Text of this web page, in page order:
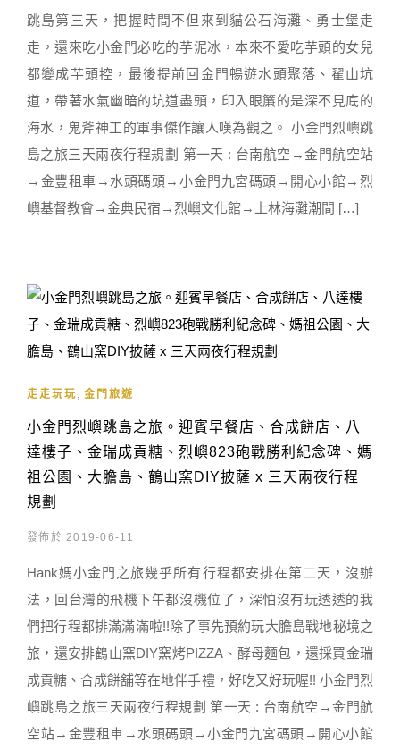
跳島第三天，把握時間不但來到貓公石海灘、勇士堡走
走，還來吃小金門必吃的芋泥冰，本來不愛吃芋頭的女兒
都變成芋頭控，最後提前回金門暢遊水頭聚落、翟山坑
道，帶著水氣幽暗的坑道盡頭，印入眼簾的是深不見底的
海水，鬼斧神工的軍事傑作讓人嘆為觀之。 小金門烈嶼跳
島之旅三天兩夜行程規劃 第一天 : 台南航空→金門航空站
→金豐租車→水頭碼頭→小金門九宮碼頭→開心小館→烈
嶼基督教會→金典民宿→烈嶼文化館→上林海灘潮間 […]
走走玩玩 金門旅遊
小金門烈嶼跳島之旅。迎賓早餐店、合成餅店、八
達樓子、金瑞成貢糖、烈嶼823砲戰勝利紀念碑、媽
祖公園、大膽島、鶴山窯DIY披薩 x 三天兩夜行程
規劃
發佈於 2019-06-11
Hank媽小金門之旅幾乎所有行程都安排在第二天，沒辦
法，回台灣的飛機下午都沒機位了，深怕沒有玩透透的我
們把行程都排滿滿滿啦!!除了事先預約玩大膽島戰地秘境之
旅，還安排鶴山窯DIY窯烤PIZZA、酵母麵包，還採買金瑞
成貢糖、合成餅舖等在地伴手禮，好吃又好玩喔!! 小金門烈
嶼跳島之旅三天兩夜行程規劃 第一天 : 台南航空→金門航
空站→金豐租車→水頭碼頭→小金門九宮碼頭→開心小館